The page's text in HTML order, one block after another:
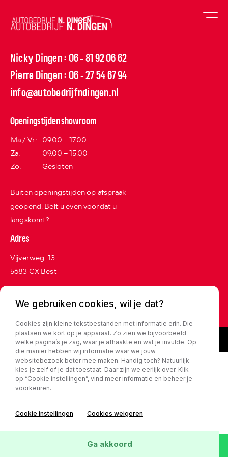
Nicky Dingen : 06 - 81 92 06 62
Pierre Dingen : 06 - 27 54 67 94
info@autobedrijfndingen.nl
Openingstijden showroom
Ma / Vr: 09.00 – 17.00
Za:
09.00 – 15.00
Zo:
Gesloten
Buiten openingstijden op afspraak
geopend. Belt u even voordat u
langskomt?
Adres
Vijverweg 13
5683 CX Best
Privacy policy
We gebruiken cookies, wil je dat?
Cookies zijn kleine tekstbestanden met informatie erin. Die
plaatsen we kort op je apparaat. Zo zien we bijvoorbeeld
welke pagina’s je zag, waar je afhaakte en wat je invulde. Op
die manier hebben wij informatie waar we jouw
websitebezoek beter mee maken. Handig toch? Natuurlijk
kies je zelf of je dat toestaat. Daar zijn we eerlijk over. Klik
op “Cookie instellingen”, vind meer informatie en beheer je
voorkeuren.
Cookie instellingen Cookies weigeren
Ga akkoord